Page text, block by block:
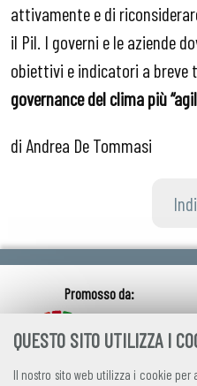
QUESTO SITO UTILIZZA I
Il nostro sito web utilizza i cookie
attivamente e di
il Pil. I governi e le aziende
obiettivi e indicatori a breve
governance del clima più
di Andrea De Tommasi